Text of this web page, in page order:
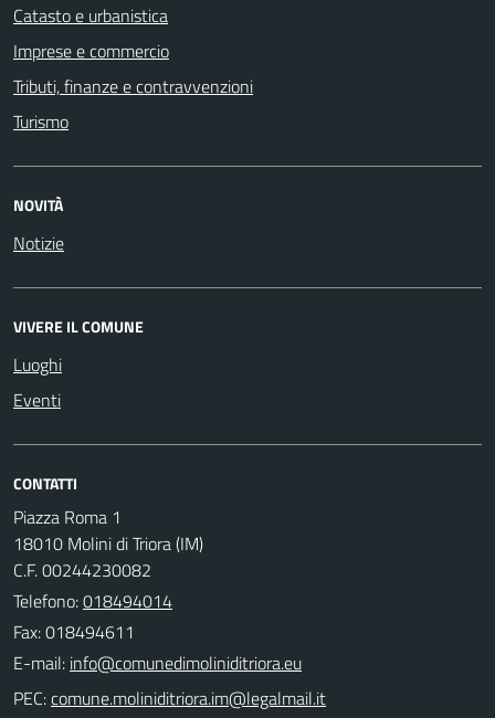
Catasto e urbanistica
Imprese e commercio
Tributi, finanze e contravvenzioni
Turismo
NOVITÀ
Notizie
VIVERE IL COMUNE
Luoghi
Eventi
CONTATTI
Piazza Roma 1
18010 Molini di Triora (IM)
C.F. 00244230082
Telefono:018494014
Fax: 018494611
E-mail:
PEC: